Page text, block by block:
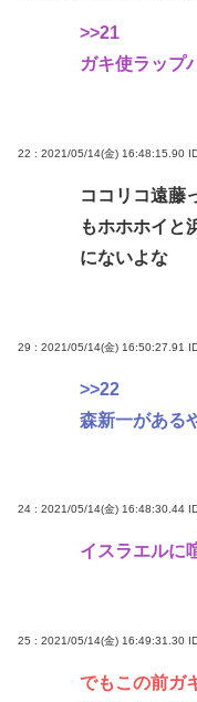
>>21
ガキ使ラップ
22 : 2021/05/14(金) 16:48:15.90
ココリコ遠藤
もホホホイと
にないよな
29 : 2021/05/14(金) 16:50:27.91
>>22
森新一がある
24 : 2021/05/14(金) 16:48:30.44
イスラエルに
25 : 2021/05/14(金) 16:49:31.30
でもこの前ガ